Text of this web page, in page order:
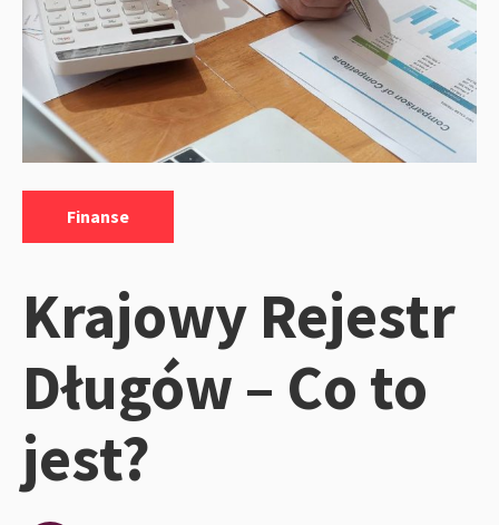
Finanse
Krajowy Rejestr
Długów – Co to
jest?